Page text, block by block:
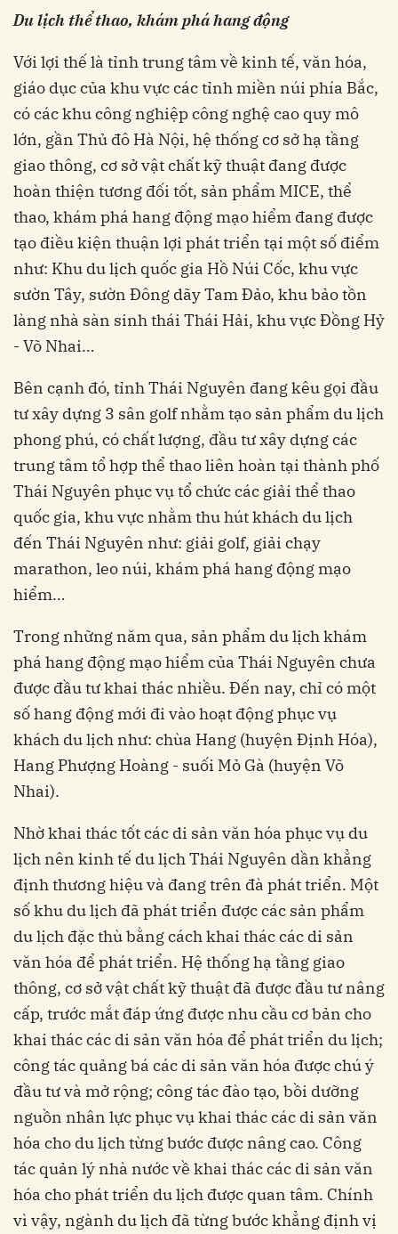
Du lịch thể thao, khám phá hang động
Với lợi thế là tỉnh trung tâm về kinh tế, văn hóa,
giáo dục của khu vực các tỉnh miền núi phía Bắc,
có các khu công nghiệp công nghệ cao quy mô
lớn, gần Thủ đô Hà Nội, hệ thống cơ sở hạ tầng
giao thông, cơ sở vật chất kỹ thuật đang được
hoàn thiện tương đối tốt, sản phẩm MICE, thể
thao, khám phá hang động mạo hiểm đang được
tạo điều kiện thuận lợi phát triển tại một số điểm
như: Khu du lịch quốc gia Hồ Núi Cốc, khu vực
sườn Tây, sườn Đông dãy Tam Đảo, khu bảo tồn
làng nhà sàn sinh thái Thái Hải, khu vực Đồng Hỷ
- Võ Nhai…
Bên cạnh đó, tỉnh Thái Nguyên đang kêu gọi đầu
tư xây dựng 3 sân golf nhằm tạo sản phẩm du lịch
phong phú, có chất lượng, đầu tư xây dựng các
trung tâm tổ hợp thể thao liên hoàn tại thành phố
Thái Nguyên phục vụ tổ chức các giải thể thao
quốc gia, khu vực nhằm thu hút khách du lịch
đến Thái Nguyên như: giải golf, giải chạy
marathon, leo núi, khám phá hang động mạo
hiểm…
Trong những năm qua, sản phẩm du lịch khám
phá hang động mạo hiểm của Thái Nguyên chưa
được đầu tư khai thác nhiều. Đến nay, chỉ có một
số hang động mới đi vào hoạt động phục vụ
khách du lịch như: chùa Hang (huyện Định Hóa),
Hang Phượng Hoàng - suối Mỏ Gà (huyện Võ
Nhai).
Nhờ khai thác tốt các di sản văn hóa phục vụ du
lịch nên kinh tế du lịch Thái Nguyên dần khẳng
định thương hiệu và đang trên đà phát triển. Một
số khu du lịch đã phát triển được các sản phẩm
du lịch đặc thù bằng cách khai thác các di sản
văn hóa để phát triển. Hệ thống hạ tầng giao
thông, cơ sở vật chất kỹ thuật đã được đầu tư nâng
cấp, trước mắt đáp ứng được nhu cầu cơ bản cho
khai thác các di sản văn hóa để phát triển du lịch;
công tác quảng bá các di sản văn hóa được chú ý
đầu tư và mở rộng; công tác đào tạo, bồi dưỡng
nguồn nhân lực phục vụ khai thác các di sản văn
hóa cho du lịch từng bước được nâng cao. Công
tác quản lý nhà nước về khai thác các di sản văn
hóa cho phát triển du lịch được quan tâm. Chính
vì vậy, ngành du lịch đã từng bước khẳng định vị